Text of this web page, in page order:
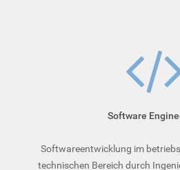
Soft­ware­
Softwareentwicklung im
technischen Bereich durch